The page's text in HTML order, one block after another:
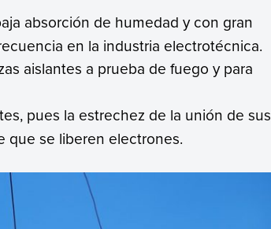
absorción de humedad y con gran
en la industria electrotécnica.
aislantes a prueba de fuego y para
pues la estrechez de la unión de sus
que se liberen electrones.